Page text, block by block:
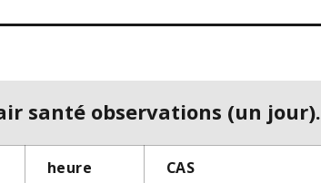
santé observations (un jour).
heure CAS